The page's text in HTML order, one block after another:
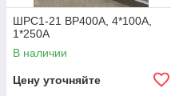
ШРС1-21 ВР400А, 4*100А,
1*250А
В наличии
Цену уточняйте